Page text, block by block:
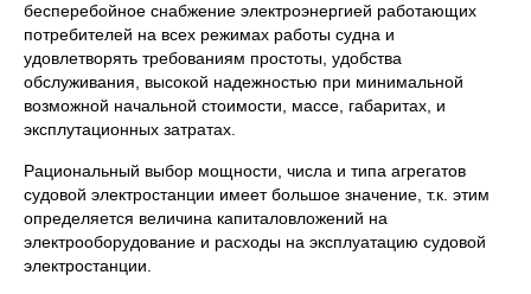
бесперебойное снабжение электроэнергией работающих
потребителей на всех режимах работы судна и
удовлетворять требованиям простоты, удобства
обслуживания, высокой надежностью при минимальной
возможной начальной стоимости, массе, габаритах, и
эксплутационных затратах.
Рациональный выбор мощности, числа и типа агрегатов
судовой электростанции имеет большое значение, т.к. этим
определяется величина капиталовложений на
электрооборудование и расходы на эксплуатацию судовой
электростанции.